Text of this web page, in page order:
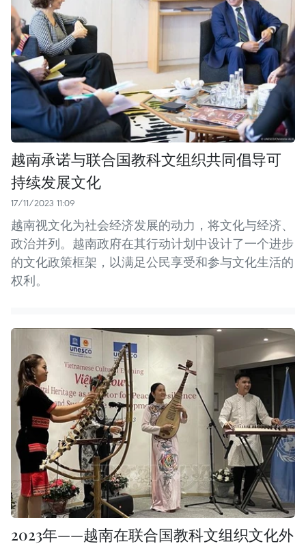
越南承诺与联合国教科文组织共同倡导可
持续发展文化
17/11/2023 11:09
越南视文化为社会经济发展的动力，将文化与经济、
政治并列。越南政府在其行动计划中设计了一个进步
的文化政策框架，以满足公民享受和参与文化生活的
权利。
2023年——越南在联合国教科文组织文化外